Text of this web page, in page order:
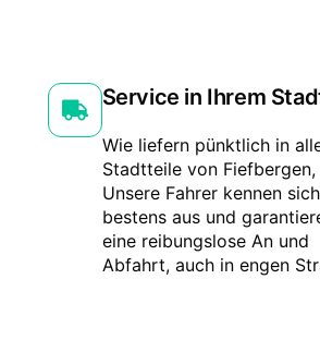
Service in Ihrem
Wie liefern pünktlich in
Stadtteile von Fiefbergen,
Unsere Fahrer kennen sich
bestens aus und
eine reibungslose An und
Abfahrt, auch in engen